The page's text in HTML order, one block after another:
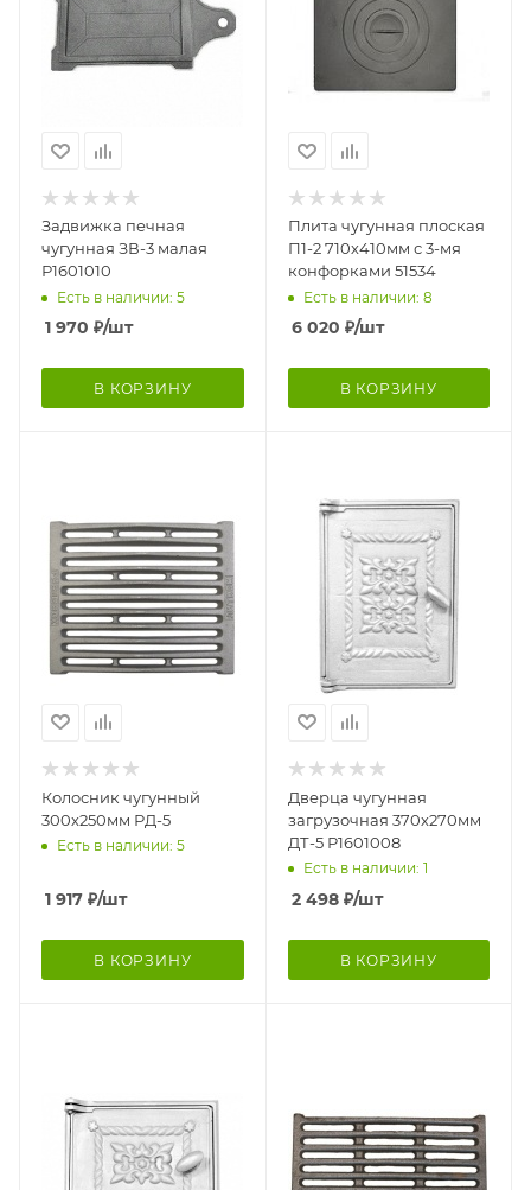
Задвижка печная
чугунная ЗВ-3 малая
Р1601010
Есть в наличии: 5
1 970 ₽/шт
В КОРЗИНУ
Плита чугунная плоская
П1-2 710х410мм с 3-мя
конфорками 51534
Есть в наличии: 8
6 020 ₽/шт
В КОРЗИНУ
Колосник чугунный
300х250мм РД-5
Есть в наличии: 5
1 917 ₽/шт
В КОРЗИНУ
Дверца чугунная
загрузочная 370х270мм
ДТ-5 Р1601008
Есть в наличии: 1
2 498₽/шт
В КОРЗИНУ